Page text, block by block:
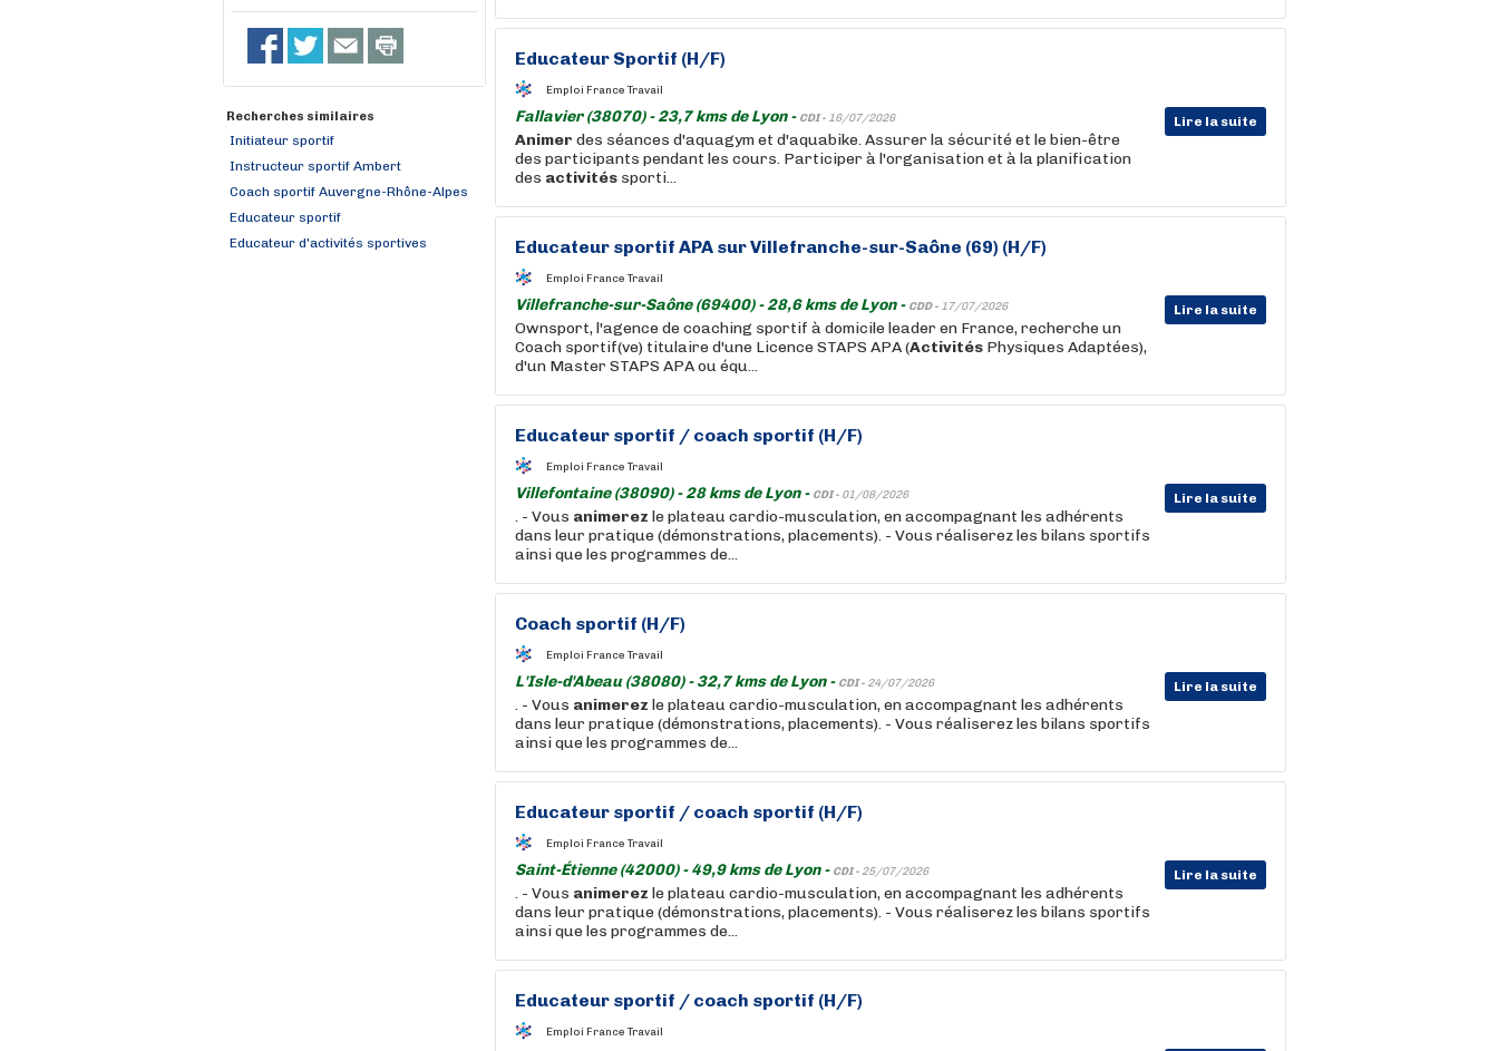
Recherches similaires
Initiateur sportif
Instructeur sportif Ambert
Coach sportif Auvergne-Rhône-Alpes
Educateur sportif
Educateur d'activités sportives
Educateur Sportif (H/F)
Emploi France Travail
Fallavier (38070) - 23,7 kms de Lyon - CDI - 16/07/2026 Lire la suite
Animer des séances d'aquagym et d'aquabike. Assurer la sécurité et le bien-être
des participants pendant les cours. Participer à l'organisation et à la planification
des activités sporti...
Educateur sportif APA sur Villefranche-sur-Saône (69) (H/F)
Emploi France Travail
Villefranche-sur-Saône (69400) - 28,6 kms de Lyon - CDD - 17/07/2026 Lire la suite
Ownsport, l'agence de coaching sportif à domicile leader en France, recherche un
Coach sportif(ve) titulaire d'une Licence STAPS APA (Activités Physiques Adaptées),
d'un Master STAPS APA ou équ...
Educateur sportif / coach sportif (H/F)
Emploi France Travail
Villefontaine (38090) - 28 kms de Lyon - CDI - 01/08/2026 Lire la suite
. - Vous animerez le plateau cardio-musculation, en accompagnant les adhérents
dans leur pratique (démonstrations, placements). - Vous réaliserez les bilans sportifs
ainsi que les programmes de...
Coach sportif (H/F)
Emploi France Travail
L'Isle-d'Abeau (38080) - 32,7 kms de Lyon - CDI - 24/07/2026 Lire la suite
. - Vous animerez le plateau cardio-musculation, en accompagnant les adhérents
dans leur pratique (démonstrations, placements). - Vous réaliserez les bilans sportifs
ainsi que les programmes de...
Educateur sportif / coach sportif (H/F)
Emploi France Travail
Saint-Étienne (42000) - 49,9 kms de Lyon - CDI - 25/07/2026 Lire la suite
. - Vous animerez le plateau cardio-musculation, en accompagnant les adhérents
dans leur pratique (démonstrations, placements). - Vous réaliserez les bilans sportifs
ainsi que les programmes de...
Educateur sportif / coach sportif (H/F)
Emploi France Travail